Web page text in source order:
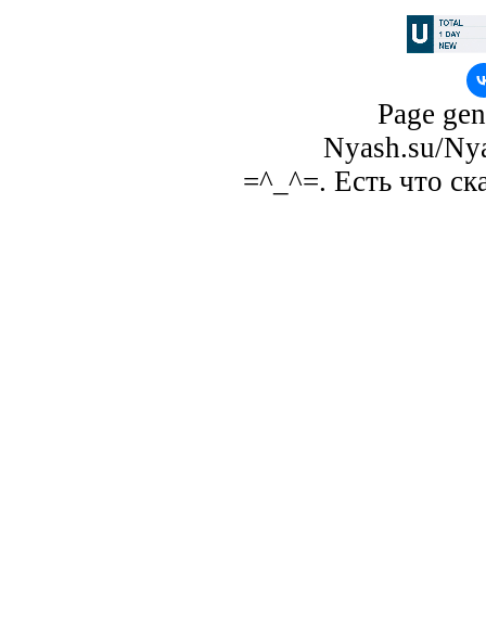
Page
Nyash.su/
=^_^=. Есть что